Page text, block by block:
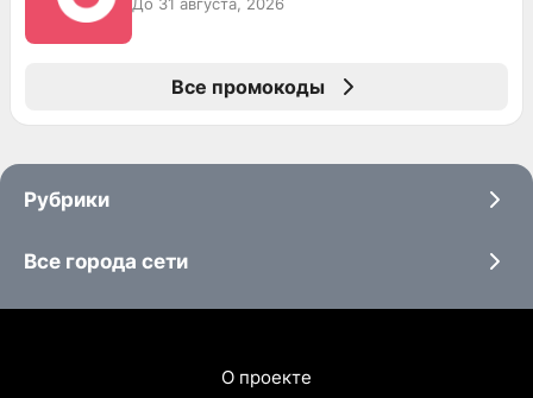
Все промокоды
Рубрики
Все города сети
О проекте